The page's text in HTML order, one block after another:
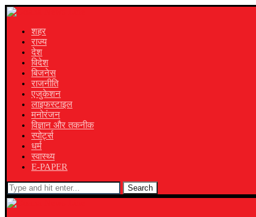
शहर
राज्य
देश
विदेश
बिजनेस
राजनीति
एजुकेशन
लाइफस्टाइल
मनोरंजन
विज्ञान और तकनीक
स्पोर्ट्स
धर्म
स्वास्थ्य
E-PAPER
Search